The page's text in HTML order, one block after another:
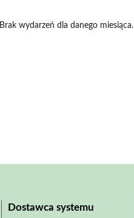
Brak wydarzeń dla danego miesiąca.
Dostawca systemu